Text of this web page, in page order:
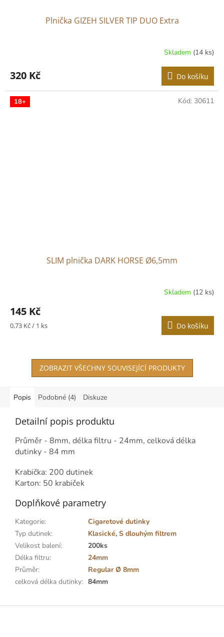
Plnička GIZEH SILVER TIP DUO Extra
Skladem (14 ks)
320 Kč Do košíku
18+
SLIM plnička DARK HORSE Ø6,5mm
produktu
je
3,0
hvězdiček.
Skladem (12 ks)
145 Kč
Měrná
0,73 Kč / 1 ks Do košíku
Kód: 30611
ZOBRAZIT VŠECHNY SOUVISEJÍCÍ PRODUKTY
Popis Podobné (4) Diskuze
Detailní popis produktu
Průměr - 8mm, délka filtru - 24mm, celková délka
dutinky - 84 mm
Krabička: 200 dutinek
Karton: 50 krabiček
Doplňkové parametry
Kategorie:
Cigaretové dutinky
Typ dutinek: Klasické, S dlouhým filtrem
Velikost balení:
200ks
Délka filtru:
24mm
Průměr:
Regular Ø 8mm
celková délka dutinky: 84mm
Z